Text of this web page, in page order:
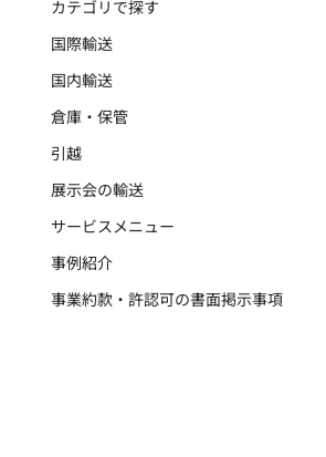
カテゴリで探す
国際輸送
国内輸送
倉庫・保管
引越
展示会の輸送
サービスメニュー
事例紹介
事業約款・許認可の書面掲示事項